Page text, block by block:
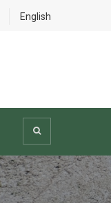
English